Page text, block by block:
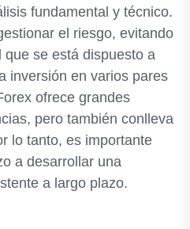
fundamental y técnico.
el riesgo, evitando
se está dispuesto a
inversión en varios pares
ofrece grandes
pero también conlleva
lo tanto, es importante
a desarrollar una
a largo plazo.